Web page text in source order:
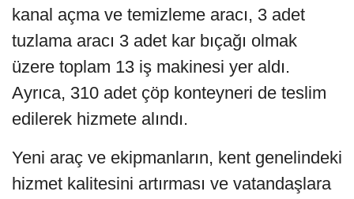
kanal açma ve temizleme aracı, 3 adet
tuzlama aracı 3 adet kar bıçağı olmak
üzere toplam 13 iş makinesi yer aldı.
Ayrıca, 310 adet çöp konteyneri de teslim
edilerek hizmete alındı.
Yeni araç ve ekipmanların, kent genelindeki
hizmet kalitesini artırması ve vatandaşlara